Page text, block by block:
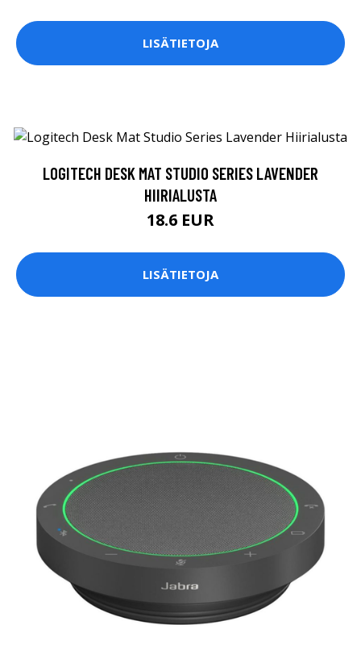
LISÄTIETOJA
LOGITECH DESK MAT STUDIO SERIES LAVENDER
HIIRIALUSTA
18.6 EUR
LISÄTIETOJA